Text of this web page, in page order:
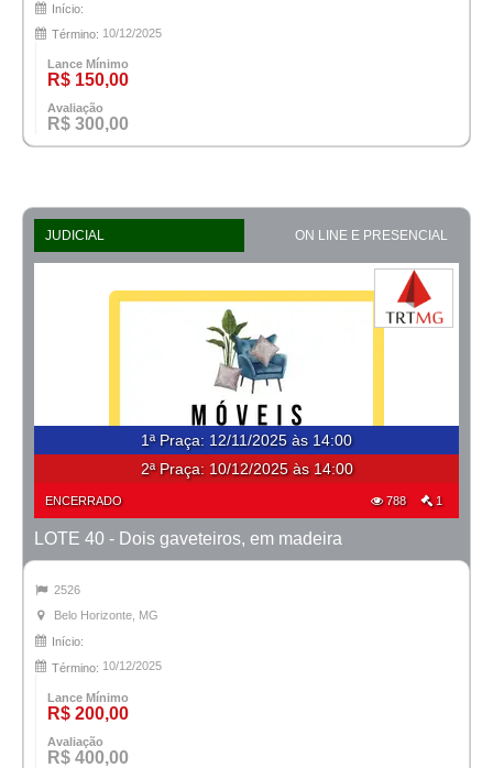
Início:
Término: 10/12/2025
Lance Mínimo
R$ 150,00
Avaliação
R$ 300,00
JUDICIAL ON LINE E PRESENCIAL
1ª Praça: 12/11/2025 às 14:00
2ª Praça: 10/12/2025 às 14:00
ENCERRADO 788 1
LOTE 40 - Dois gaveteiros, em madeira
2526
Belo Horizonte, MG
Início:
Término: 10/12/2025
Lance Mínimo
R$ 200,00
Avaliação
R$ 400,00